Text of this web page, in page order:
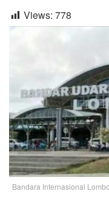
Views: 778
Bandara Internasional